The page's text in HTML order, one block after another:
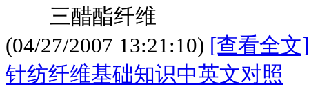
三醋酯纤
(04/27/2007 13:21:10) [查看全文]
针纺纤维基础知识中英文对照